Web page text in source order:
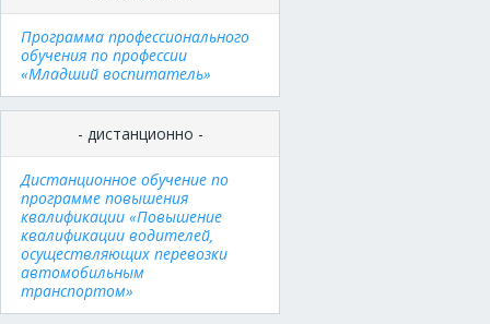
Программа профессионального
обучения по профессии
«Младший воспитатель»
- дистанционно -
Дистанционное обучение по
программе повышения
квалификации «Повышение
квалификации водителей,
осуществляющих перевозки
автомобильным
транспортом»